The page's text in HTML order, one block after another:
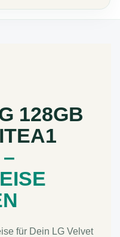
128GB
für Dein LG Velvet